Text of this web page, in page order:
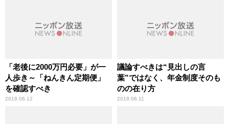
「老後に2000万円必要」が一
人歩き～「ねんきん定期便」
を確認すべき
2019.06.12
議論すべきは“見出しの言
葉”ではなく、年金制度そのも
のの在り方
2019.06.11